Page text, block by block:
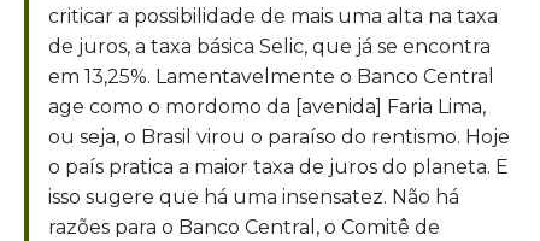
criticar a possibilidade de mais uma alta na taxa
de juros, a taxa básica Selic, que já se encontra
em 13,25%. Lamentavelmente o Banco Central
age como o mordomo da [avenida] Faria Lima,
ou seja, o Brasil virou o paraíso do rentismo. Hoje
o país pratica a maior taxa de juros do planeta. E
isso sugere que há uma insensatez. Não há
razões para o Banco Central, o Comitê de